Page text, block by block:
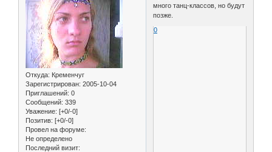
Откуда: Кременчуг
Зарегистрирован: 2005-10-04
Приглашений: 0
Сообщений: 339
Уважение: [+0/-0]
Позитив: [+0/-0]
Провел на форуме:
Не определено
Последний визит:
много танц-классов, но будут
позже.
0